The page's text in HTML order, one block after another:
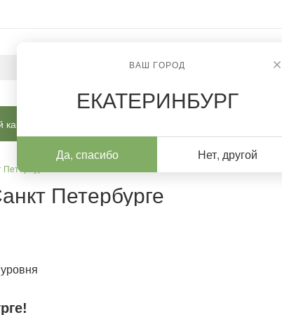
ВАШ ГОРОД
ЕКАТЕРИНБУРГ
Да, спасибо Нет, другой
Петербурге